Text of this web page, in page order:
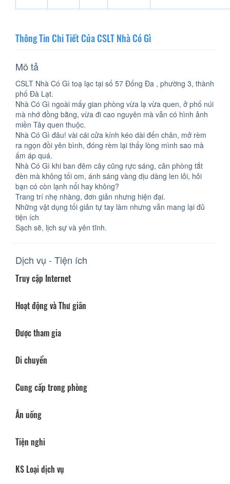
Thông Tin Chi Tiết Của CSLT Nhà Có Gì
Mô tả
CSLT Nhà Có Gì toạ lạc tại số 57 Đống Đa , phường 3, thành
phố Đà Lạt.
Nhà Có Gì ngoài mấy gian phòng vừa lạ vừa quen, ở phố núi
mà nhớ đồng bằng, vừa đi cao nguyên mà vẫn có hình ảnh
miền Tây quen thuộc.
Nhà Có Gì đâu! vài cái cửa kính kéo dài đến chân, mở rèm
ra ngọn đồi yên bình, đóng rèm lại thấy lòng mình sao mà
ấm áp quá.
Nhà Có Gì khi ban đêm cây cũng rực sáng, căn phòng tắt
đèn mà không tối om, ánh sáng vàng dịu dàng len lỏi, hỏi
bạn có còn lạnh nổi hay không?
Trang trí nhẹ nhàng, đơn giản nhưng hiện đại.
Những vật dụng tối giản tự tay làm nhưng vẫn mang lại đủ
tiện ích
Sạch sẽ, lịch sự và yên tĩnh.
Dịch vụ - Tiện ích
Truy cập Internet
Hoạt động và Thư giãn
Được tham gia
Di chuyển
Cung cấp trong phòng
Ăn uống
Tiện nghi
KS Loại dịch vụ